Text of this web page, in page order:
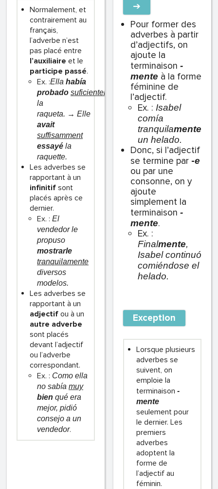
Normalement, et
contrairement au
français,
l’adverbe n’est
pas placé entre
l’auxiliaire et le
participe passé.
Ex. :Ella había
probado suficientemente
la
raqueta. → Elle
avait
suffisamment
essayé la
raquette.
Les adverbes se
rapportant à un
infinitif sont
placés après ce
dernier.
Ex. : El
vendedor le
propuso
mostrarle
tranquilamente
diversos
modelos.
Les adverbes se
rapportant à un
adjectif ou à un
autre adverbe
sont placés
devant l’adjectif
ou l’adverbe
correspondant.
Ex. : Como ella
no sabía muy
bien qué era
mejor, pidió
consejo a un
vendedor.
➔
Pour former des
adverbes à partir
d’adjectifs, on
ajoute la
terminaison -
mente à la forme
féminine de
l’adjectif.
Ex. : Isabel
comía
tranquilamente
un helado.
Donc, si l’adjectif
se termine par -e
ou par une
consonne, on y
ajoute
simplement la
terminaison -
mente.
Ex. :
Finalmente,
Isabel continuó
comiéndose el
helado.
Exception
Lorsque plusieurs
adverbes se
suivent, on
emploie la
terminaison -
mente
seulement pour
le dernier. Les
premiers
adverbes
adoptent la
forme de
l’adjectif au
féminin.